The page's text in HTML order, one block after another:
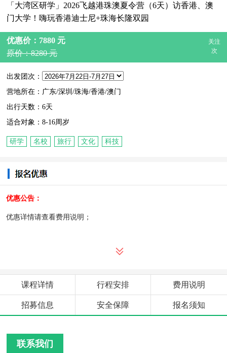
「大湾区研学」2026飞越港珠澳夏令营（6天）访香港、澳
门大学！嗨玩香港迪士尼+珠海长隆双园
优惠价：7880 元
原价：8280 元
关注
次
出发团次：
营地所在：广东/深圳/珠海/香港/澳门
出行天数：6天
适合对象：8-16周岁
研学 名校 旅行 文化 科技
优惠公告：
优惠详情请查看费用说明；
课程详情 行程安排 费用说明
招募信息 安全保障 报名须知
联系我们